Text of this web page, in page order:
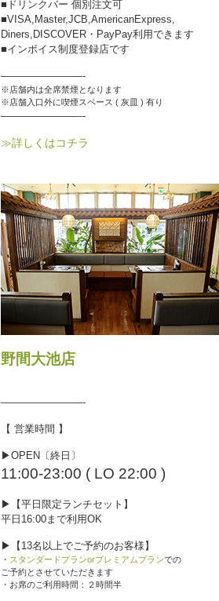
■ドリンクバー 個別注文可
■VISA,Master,JCB,AmericanExpress,
Diners,DISCOVER・PayPay利用できます
■インボイス制度登録店です
————————-
※店舗内は全席禁煙となります
※店舗入口外に喫煙スペース ( 灰皿 ) 有り
————————-
≫詳しくはコチラ
野間大池店
————————-
【 営業時間 】
▶︎OPEN〔終日〕
11:00-23:00 ( LO 22:00 )
▶︎【平日限定ランチセット】
平日16:00まで利用OK
▶︎【13名以上でご予約のお客様】
・ スタンダードプランorプレミアムプランでの
ご予約とさせていただきます
・お席のご利用時間：２時間半